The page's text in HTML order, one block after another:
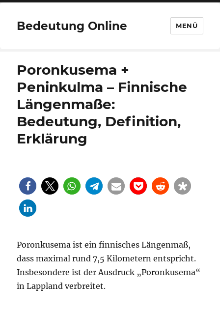
Bedeutung Online MENÜ
Poronkusema +
Peninkulma – Finnische
Längenmaße:
Bedeutung, Definition,
Erklärung
Poronkusema ist ein finnisches Längenmaß,
dass maximal rund 7,5 Kilometern entspricht.
Insbesondere ist der Ausdruck „Poronkusema“
in Lappland verbreitet.